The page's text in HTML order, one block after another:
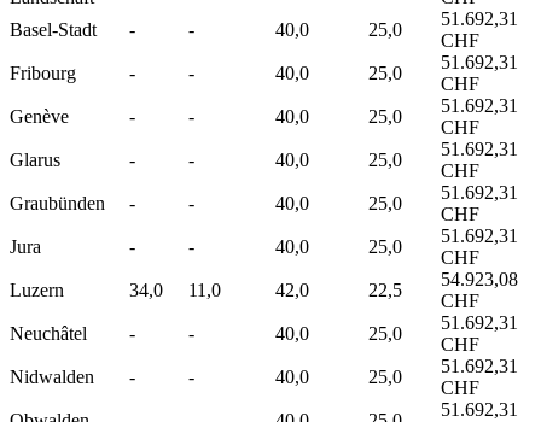
Basel-Stadt
- - 40,0 25,0
51.692,31
CHF
Fribourg
- - 40,0 25,0
51.692,31
CHF
Genève
- - 40,0 25,0
51.692,31
CHF
Glarus
- - 40,0 25,0
51.692,31
CHF
Graubünden
- - 40,0 25,0
51.692,31
CHF
Jura
- - 40,0 25,0
51.692,31
CHF
Luzern
34,0 11,0 42,0 22,5
54.923,08
CHF
Neuchâtel
- - 40,0 25,0
51.692,31
CHF
Nidwalden
- - 40,0 25,0
51.692,31
CHF
51.692,31